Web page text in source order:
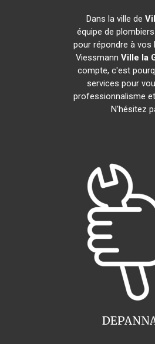
Dans la ville de
équipe de
pour répondre à vos
Viessmann Ville la
compte, c'est
services pour
professionnalisme
N'hésitez